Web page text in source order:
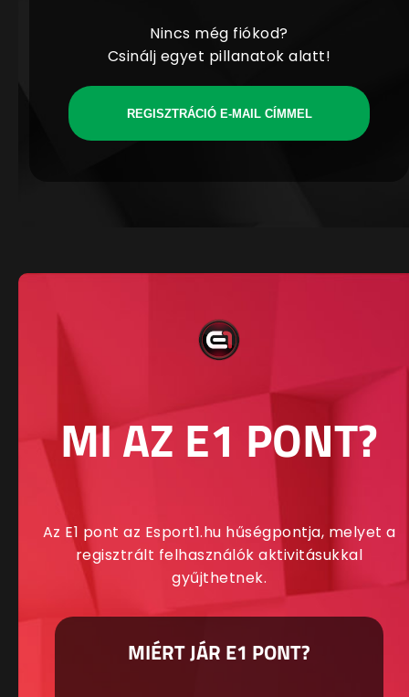
Nincs még fiókod?
Csinálj egyet pillanatok alatt!
REGISZTRÁCIÓ E-MAIL CÍMMEL
MI AZ E1 PONT?
Az E1 pont az Esport1.hu hűségpontja, melyet a
regisztrált felhasználók aktivitásukkal
gyűjthetnek.
MIÉRT JÁR E1 PONT?